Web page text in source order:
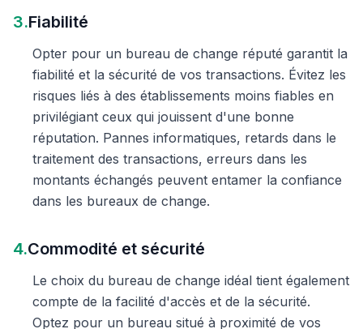
3.Fiabilité
Opter pour un bureau de change réputé garantit la
fiabilité et la sécurité de vos transactions. Évitez les
risques liés à des établissements moins fiables en
privilégiant ceux qui jouissent d'une bonne
réputation. Pannes informatiques, retards dans le
traitement des transactions, erreurs dans les
montants échangés peuvent entamer la confiance
dans les bureaux de change.
4.Commodité et sécurité
Le choix du bureau de change idéal tient également
compte de la facilité d'accès et de la sécurité.
Optez pour un bureau situé à proximité de vos